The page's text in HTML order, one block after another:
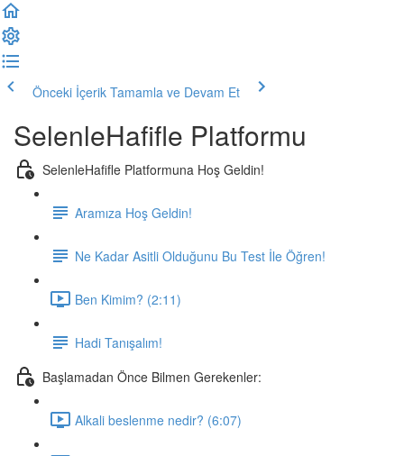
Önceki İçerik Tamamla ve Devam Et
SelenleHafifle Platformu
SelenleHafifle Platformuna Hoş Geldin!
Aramıza Hoş Geldin!
Ne Kadar Asitli Olduğunu Bu Test İle Öğren!
Ben Kimim? (2:11)
Hadi Tanışalım!
Başlamadan Önce Bilmen Gerekenler:
Alkali beslenme nedir? (6:07)